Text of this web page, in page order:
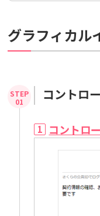
グラフィカル
コントロ
1 コントロ